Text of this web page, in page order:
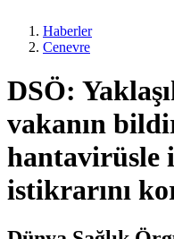
Haberler
Cenevre
DSÖ:
vakanın
istikrarını